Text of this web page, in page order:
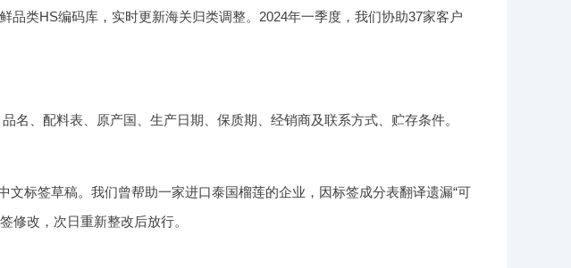
品类HS编码库，实时更新海关归类调整。2024年一季度，我们协助37家客户
名、配料表、原产国、生产日期、保质期、经销商及联系方式、贮存条件。
文标签草稿。我们曾帮助一家进口泰国榴莲的企业，因标签成分表翻译遗漏“可
修改，次日重新整改后放行。